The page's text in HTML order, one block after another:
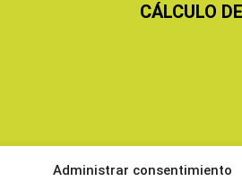
Administrar consentimiento
CÁLCULO